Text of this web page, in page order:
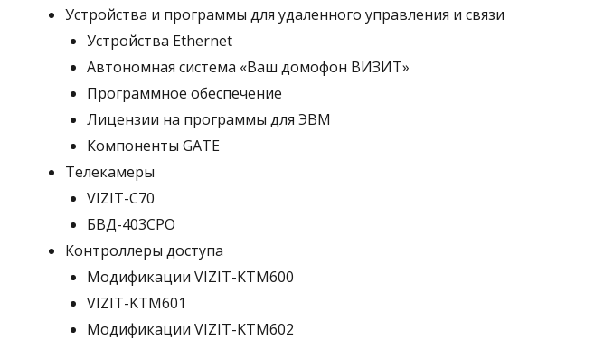
Устройства и программы для удаленного управления и связи
Устройства Ethernet
Автономная система «Ваш домофон ВИЗИТ»
Программное обеспечение
Лицензии на программы для ЭВМ
Компоненты GATE
Телекамеры
VIZIT-C70
БВД-403СРО
Контроллеры доступа
Модификации VIZIT-KTM600
VIZIT-KTM601
Модификации VIZIT-KTM602